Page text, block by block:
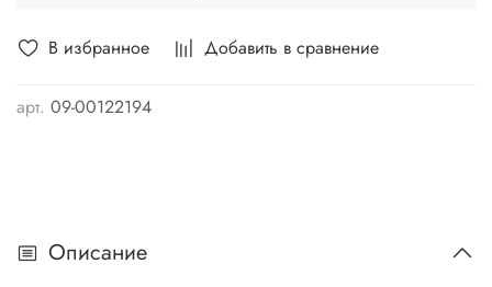
В избранное Добавить в сравнение
арт. 09-00122194
Описание